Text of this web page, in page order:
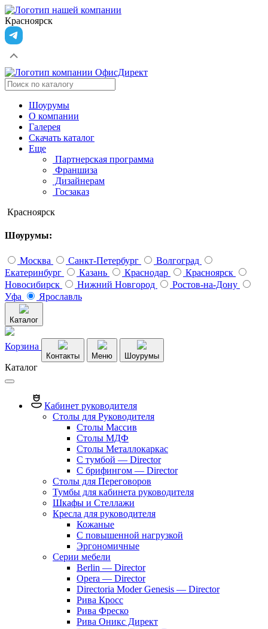
Красноярск
Шоурумы
О компании
Галерея
Скачать каталог
Еще
Партнерская программа
Франшиза
Дизайнерам
Госзаказ
Красноярск
Шоурумы:
Москва Санкт-Петербург
Волгоград
Екатеринбург
Казань Краснодар
Красноярск
Новосибирск
Нижний Новгород
Ростов-на-Дону
Уфа
Ярославль
Каталог
Корзина
Контакты Меню Шоурумы
Каталог
Кабинет руководителя
Столы для Руководителя
Столы Массив
Столы МДФ
Столы Металлокаркас
С тумбой — Director
C брифингом — Director
Столы для Переговоров
Тумбы для кабинета руководителя
Шкафы и Стеллажи
Кресла для руководителя
Кожаные
С повышенной нагрузкой
Эргономичные
Серии мебели
Berlin — Director
Opera — Director
Directoria Moder Genesis — Director
Рива Кросс
Рива Фреско
Рива Оникс Директ